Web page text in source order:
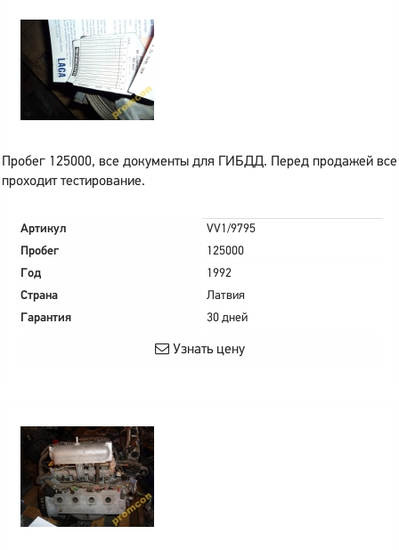
Пробег 125000, все документы для ГИБДД. Перед продажей все
проходит тестирование.
Артикул
VV1/9795
Пробег
125000
Год
1992
Страна
Латвия
Гарантия
30 дней
Узнать цену